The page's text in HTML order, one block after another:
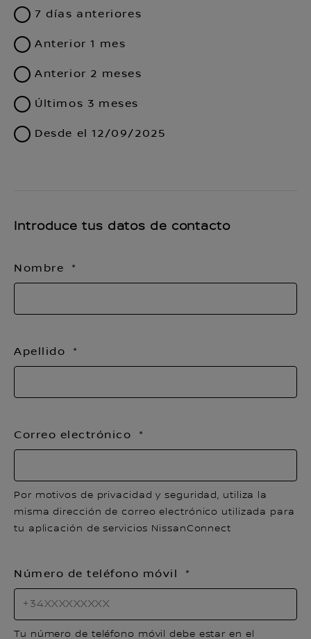
7 días anteriores
Anterior 1 mes
Anterior 2 meses
Últimos 3 meses
Desde el 12/09/2025
Introduce tus datos de contacto
Nombre
Apellido
Correo electrónico
Por motivos de privacidad y seguridad, utiliza la
misma dirección de correo electrónico utilizada para
tu aplicación de servicios NissanConnect
Número de teléfono móvil
Tu número de teléfono móvil debe estar en el